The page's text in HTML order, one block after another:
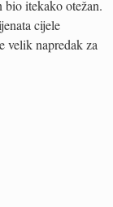
itekako otežan.
cijele
velik napredak za